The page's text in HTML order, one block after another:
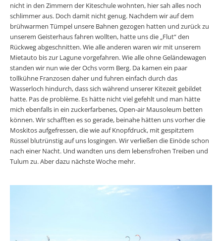
nicht in den Zimmern der Kiteschule wohnten, hier sah alles noch
schlimmer aus. Doch damit nicht genug. Nachdem wir auf dem
brühwarmen Tümpel unsere Bahnen gezogen hatten und zurück zu
unserem Geisterhaus fahren wollten, hatte uns die „Flut“ den
Rückweg abgeschnitten. Wie alle anderen waren wir mit unserem
Mietauto bis zur Lagune vorgefahren. Wie alle ohne Geländewagen
standen wir nun wie der Ochs vorm Berg. Da kamen ein paar
tollkühne Franzosen daher und fuhren einfach durch das
Wasserloch hindurch, dass sich während unserer Kitezeit gebildet
hatte. Pas de problème. Es hätte nicht viel gefehlt und man hätte
mich ebenfalls in ein zuckerfarbenes, Open-air Mausoleum betten
können. Wir schafften es so gerade, beinahe hätten uns vorher die
Moskitos aufgefressen, die wie auf Knopfdruck, mit gespitztem
Rüssel blutrünstig auf uns losgingen. Wir verließen die Einöde schon
nach einer Nacht. Und wandten uns dem lebensfrohen Treiben und
Tulum zu. Aber dazu nächste Woche mehr.